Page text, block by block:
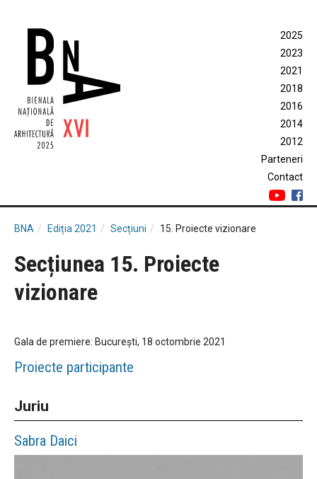
2025
2023
2021
2018
2016
2014
2012
Parteneri
Contact
BNA Ediția 2021 Secțiuni 15. Proiecte vizionare
Secțiunea 15. Proiecte
vizionare
Gala de premiere: București, 18 octombrie 2021
Proiecte participante
Juriu
Sabra Daici